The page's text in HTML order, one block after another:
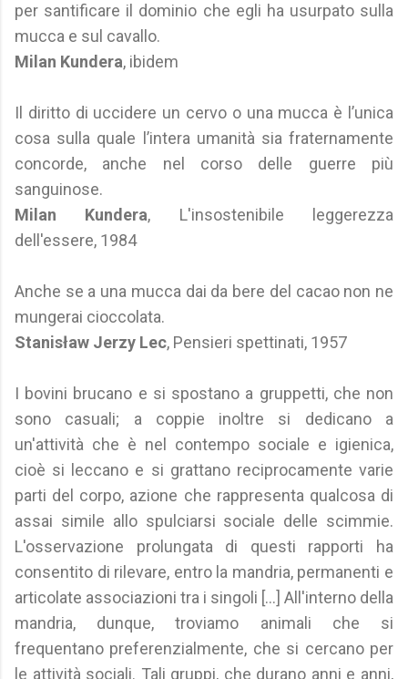
per santificare il dominio che egli ha usurpato sulla
mucca e sul cavallo.
Milan Kundera, ibidem
Il diritto di uccidere un cervo o una mucca è l’unica
cosa sulla quale l’intera umanità sia fraternamente
concorde, anche nel corso delle guerre più
sanguinose.
Milan Kundera, L'insostenibile leggerezza
dell'essere, 1984
Anche se a una mucca dai da bere del cacao non ne
mungerai cioccolata.
Stanisław Jerzy Lec, Pensieri spettinati, 1957
I bovini brucano e si spostano a gruppetti, che non
sono casuali; a coppie inoltre si dedicano a
un'attività che è nel contempo sociale e igienica,
cioè si leccano e si grattano reciprocamente varie
parti del corpo, azione che rappresenta qualcosa di
assai simile allo spulciarsi sociale delle scimmie.
L'osservazione prolungata di questi rapporti ha
consentito di rilevare, entro la mandria, permanenti e
articolate associazioni tra i singoli [...] All'interno della
mandria, dunque, troviamo animali che si
frequentano preferenzialmente, che si cercano per
le attività sociali. Tali gruppi, che durano anni e anni,